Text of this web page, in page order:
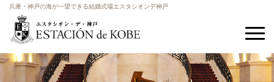
兵庫・神戸の海が一望できる結婚式場エスタシオンデ神戸